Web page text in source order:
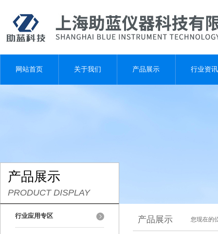
网站首页 关于我们 产品展示 行业资讯
产品展示
PRODUCT DISPLAY
行业应用专区 产品展示 您现在的